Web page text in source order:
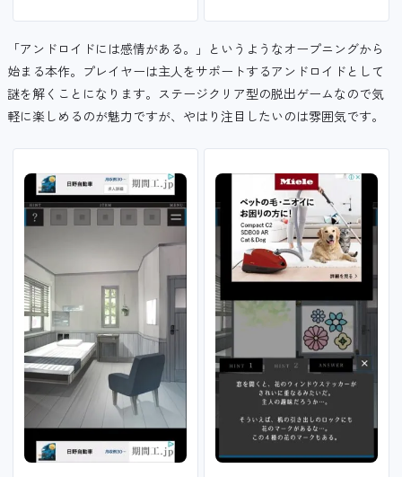
「アンドロイドには感情がある。」というようなオープニングから
始まる本作。プレイヤーは主人をサポートするアンドロイドとして
謎を解くことになります。ステージクリア型の脱出ゲームなので気
軽に楽しめるのが魅力ですが、やはり注目したいのは雰囲気です。